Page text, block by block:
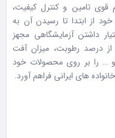
تامین و کنترل کیفیت،
از ابتدا تا رسیدن آن به
داشتن آزمایشگاهی مجهز
درصد رطوبت، میزان آفت
… را بر روی محصولات خود
های ایرانی فراهم آورد.